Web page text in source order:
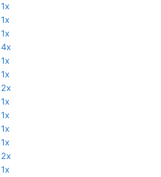
1x
1x
1x
4x
1x
1x
2x
1x
1x
1x
1x
2x
1x